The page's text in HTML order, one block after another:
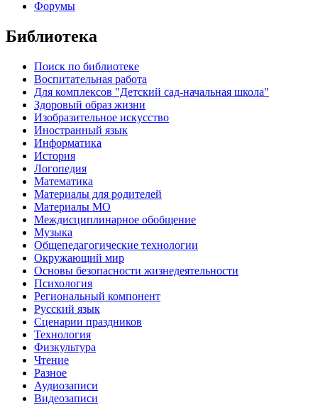
Форумы
Библиотека
Поиск по библиотеке
Воспитательная работа
Для комплексов "Детский сад-начальная школа"
Здоровый образ жизни
Изобразительное искусство
Иностранный язык
Информатика
История
Логопедия
Математика
Материалы для родителей
Материалы МО
Междисциплинарное обобщение
Музыка
Общепедагогические технологии
Окружающий мир
Основы безопасности жизнедеятельности
Психология
Региональный компонент
Русский язык
Сценарии праздников
Технология
Физкультура
Чтение
Разное
Аудиозаписи
Видеозаписи